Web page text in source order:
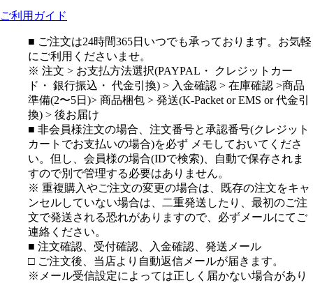
ご利用ガイド
■ ご注文は24時間365日いつでも承っております。お気軽
にご利用くださいませ。
※ 注文 > お支払方法選択(PAYPAL・ クレジットカー
ド・ 銀行振込・ 代金引換) > 入金確認 > 在庫確認 >商品
準備(2〜5日)> 商品梱包 > 発送(K-Packet or EMS or 代金引
換) > 後お届け
■ 非会員様注文の場合、注文番号と承認番号(クレジット
カートでお支払いの場合)を必ず メモしておいてくださ
い。但し、会員様の場合(IDで検索)、自動で保存されま
すので別で管理する必要はありません。
※ 重複購入やご注文の変更の場合は、既存の注文をキャ
ンセルしていない場合は、二重発送したり、最初のご注
文で発送される恐れがありますので、必ずメールにてご
連絡ください。
■ 注文確認、受付確認、入金確認、発送メール
□ ご注文後、当店より自動返信メールが届きます。
※メール受信設定によっては正しく届かない場合があり